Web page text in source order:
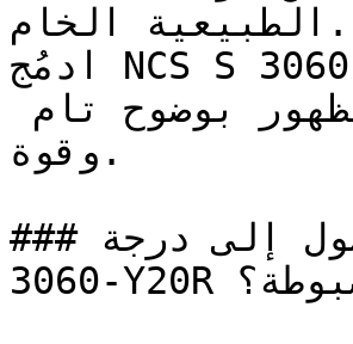
الطبيعية الخام.
ادمُج NCS S 3060-Y20R مع الأبيض الناصع أو الأسود
وقوة.
### كم وجه (طبقة) تحتاج للوصول إلى درجة NCS S
3060-Y20R المضبوطة؟